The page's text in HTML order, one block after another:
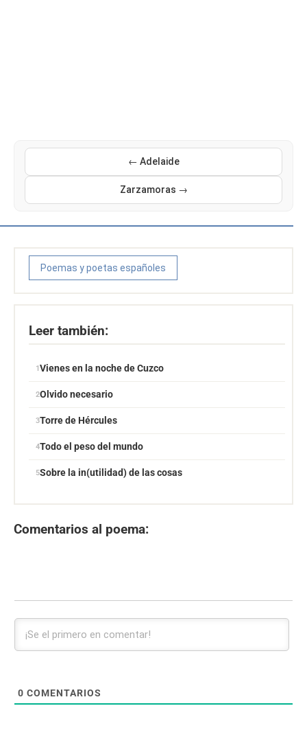
← Adelaide
Zarzamoras →
Poemas y poetas españoles
Leer también:
Vienes en la noche de Cuzco
Olvido necesario
Torre de Hércules
Todo el peso del mundo
Sobre la in(utilidad) de las cosas
Comentarios al poema:
0 COMENTARIOS